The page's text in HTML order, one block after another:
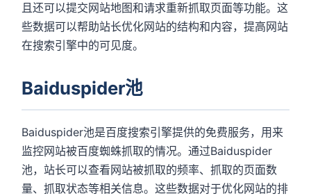
且还可以提交网站地图和请求重新抓取页面等功能。这
些数据可以帮助站长优化网站的结构和内容，提高网站
在搜索引擎中的可见度。
Baiduspider池
Baiduspider池是百度搜索引擎提供的免费服务，用来
监控网站被百度蜘蛛抓取的情况。通过Baiduspider
池，站长可以查看网站被抓取的频率、抓取的页面数
量、抓取状态等相关信息。这些数据对于优化网站的排